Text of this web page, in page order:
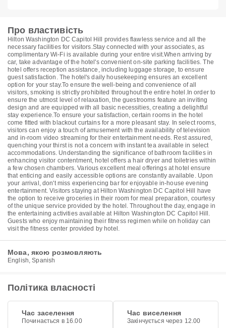
Про властивість
Hilton Washington DC Capitol Hill provides flawless service and all the
necessary facilities for visitors.Stay connected with your associates, as
complimentary Wi-Fi is available during your entire visit.When arriving by
car, take advantage of the hotel's convenient on-site parking facilities. The
hotel offers reception assistance, including luggage storage, to ensure
guest satisfaction. The hotel's daily housekeeping ensures an excellent
option for your stay.To ensure the well-being and convenience of all
visitors, smoking is strictly prohibited throughout the entire hotel.In order to
ensure the utmost level of relaxation, the guestrooms feature an inviting
design and are equipped with all basic necessities, creating a delightful
stay experience.To ensure your satisfaction, certain rooms in the hotel
come fitted with blackout curtains for a more pleasant stay. In select rooms,
visitors can enjoy a touch of amusement with the availability of television
and in-room video streaming for their entertainment needs. Rest assured,
quenching your thirst is not a concern with instant tea available in select
accommodations. Understanding the significance of bathroom facilities in
enhancing visitor contentment, hotel offers a hair dryer and toiletries within
a few chosen chambers. Various excellent meal offerings at hotel ensure
that enticing and easily accessible options are constantly available. Upon
your arrival, don't miss experiencing bar for enjoyable in-house evening
entertainment. Visitors staying at Hilton Washington DC Capitol Hill have
the option to receive groceries in their room for meal preparation, courtesy
of the unique service provided by the hotel. Throughout the day, engage in
the entertaining activities available at Hilton Washington DC Capitol Hill.
Guests who enjoy maintaining their fitness regimen while on holiday can
visit the fitness center provided by hotel.
Мова, якою розмовляють
English, Spanish
Політика власності
Час заселення
Починається в 16.00
Час виселення
Закінчується через 12.00